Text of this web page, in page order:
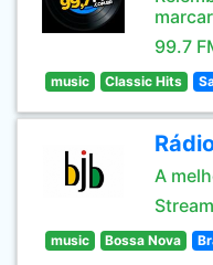
99.7
music Classic Hits
A
Stream
music Bossa Nova